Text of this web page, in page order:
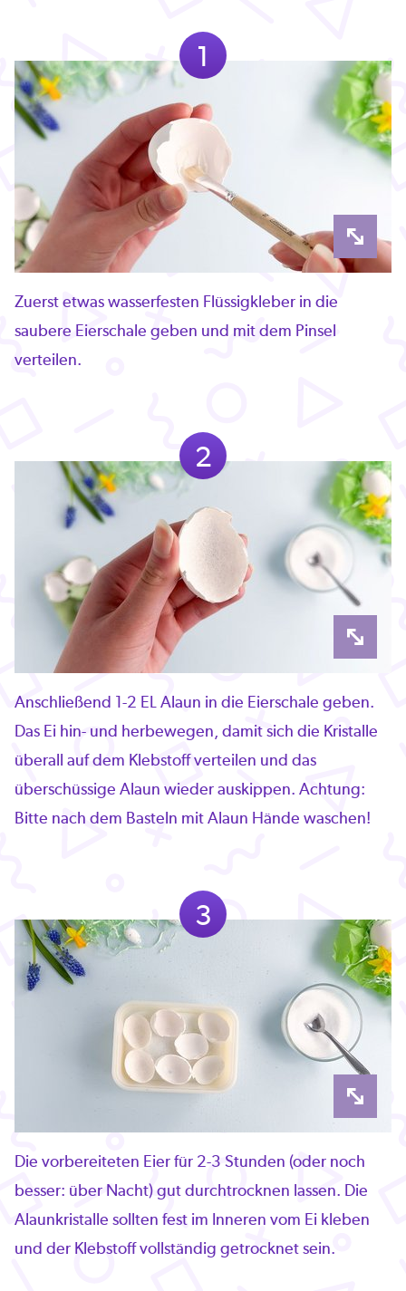
1
Zuerst etwas wasserfesten Flüssigkleber in die
saubere Eierschale geben und mit dem Pinsel
verteilen.
2
Anschließend 1-2 EL Alaun in die Eierschale geben.
Das Ei hin- und herbewegen, damit sich die Kristalle
überall auf dem Klebstoff verteilen und das
überschüssige Alaun wieder auskippen. Achtung:
Bitte nach dem Basteln mit Alaun Hände waschen!
3
Die vorbereiteten Eier für 2-3 Stunden (oder noch
besser: über Nacht) gut durchtrocknen lassen. Die
Alaunkristalle sollten fest im Inneren vom Ei kleben
und der Klebstoff vollständig getrocknet sein.